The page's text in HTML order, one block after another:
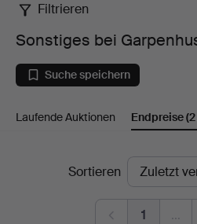
Sonstiges
bei
Garpenhus
Auktioner
Filtrieren
Sonstiges bei
Suche speichern
Laufende Auktionen Endpreise
EndpreiseSortieren
1 …